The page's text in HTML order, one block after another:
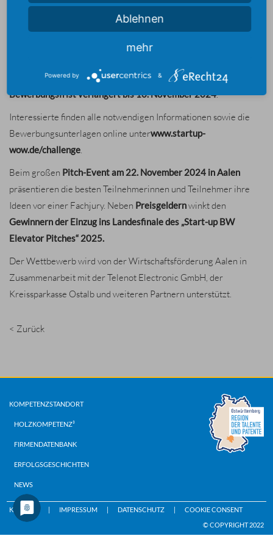
Challengebewerben. Der Ideen- und Gründungswettbewerb
bietet eine Plattform für innovative Geschäftsideen und richtet
nachhaltige, digitale oder technische Projekte
Bewerbungsfrist verlängert bis10. November 2024.
Interessierte finden alle notwendigen Informationen sowie die
Bewerbungsunterlagen online unterwww.startup-
wow.de/challenge
Beim großen Pitch-Event am 22. November 2024 in Aalen
präsentieren die besten Teilnehmerinnen und Teilnehmer ihre
Ideen vor einer Fachjury. Neben Preisgeldernwinkt den
Gewinnern der Einzug ins Landesfinale des „Start-up BW
Elevator Pitches“ 2025.
Der Wettbewerb wird von der Wirtschaftsförderung Aalen in
Zusammenarbeit mit der Telenot Electronic GmbH, der
Kreissparkasse Ostalb und weiteren Partnern unterstützt.
< Zurück
KOMPETENZSTANDORT
HOLZKOMPETENZ³
FIRMENDATENBANK
ERFOLGSGESCHICHTEN
NEWS
KONTAKT IMPRESSUM DATENSCHUTZ
COOKIE CONSENT
© COPYRIGHT 2022
Ablehnen
mehr
Powered by &